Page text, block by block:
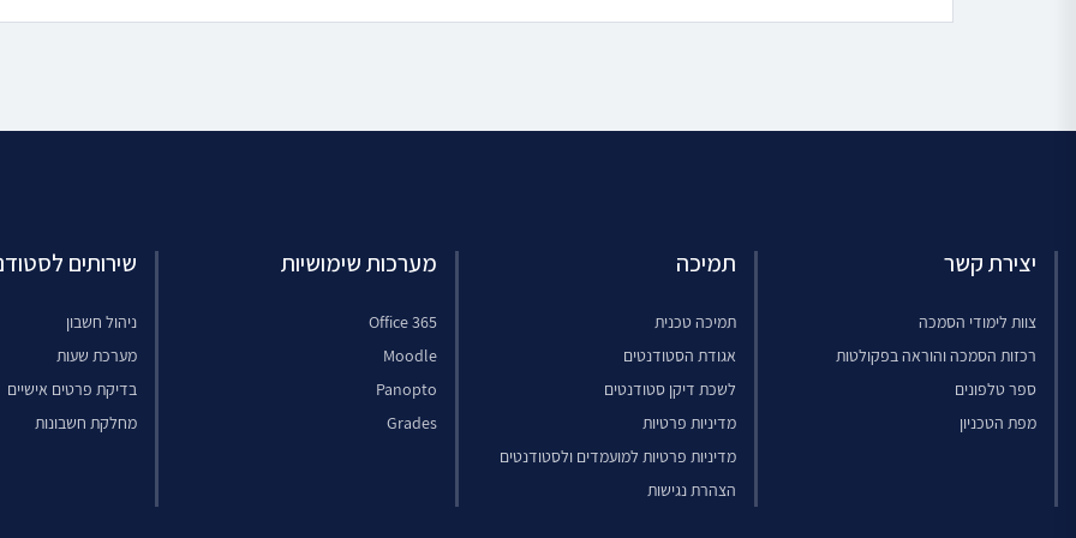
יצירת קשר
צוות לימודי הסמכה
רכזות הסמכה והוראה בפקולטות
ספר טלפונים
מפת הטכניון
תמיכה
תמיכה טכנית
אגודת הסטודנטים
לשכת דיקן סטודנטים
מדיניות פרטיות
מדיניות פרטיות למועמדים ולסטודנטים
הצהרת נגישות
מערכות שימושיות
Office 365
Moodle
Panopto
Grades
שירותים
ניהול חשבון
מערכת שעות
בדיקת פרטים אישיים
מחלקת חשבונות